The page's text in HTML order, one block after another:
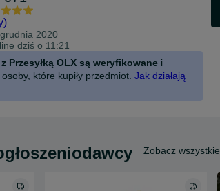
)
grudnia 2020
dziś o 11:21
Przesyłką OLX są weryfikowane i
które kupiły przedmiot. Jak działają
Zobacz wszystkie